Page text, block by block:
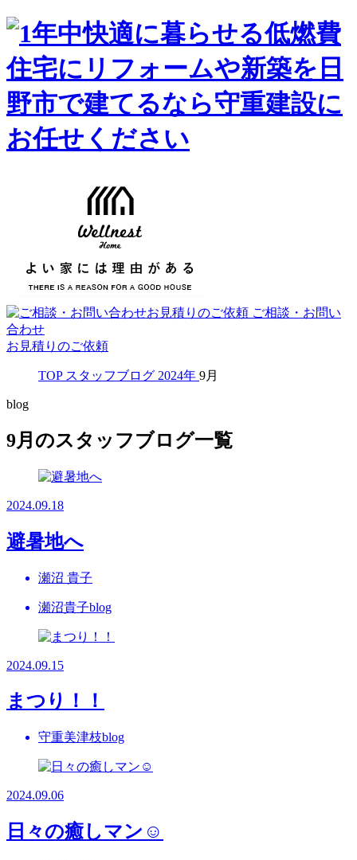
ご相談・お問い
合わせ
お見積りのご依頼
TOP スタッフブログ 2024年 9月
blog
9月のスタッフブログ一覧
2024.09.18
避暑地へ
瀬沼 貴子
瀬沼貴子blog
2024.09.15
まつり！！
守重美津枝blog
2024.09.06
日々の癒しマン☺